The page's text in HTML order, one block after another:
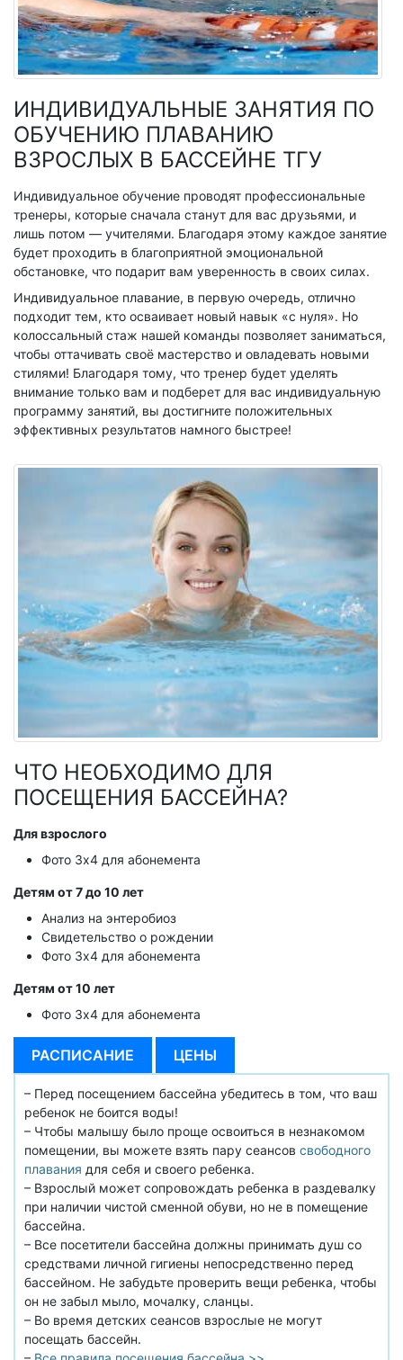
Тренажерный зал
Корпоративным клиентам
Персональные тренировки
РАСПИСАНИЕ
ЦЕНЫ
Акции
Цены на Ушакова
Цены на Фрунзе
КАК ЗАПИСАТЬСЯ
КОНТАКТЫ
ИНДИВИДУАЛЬНЫЕ ЗАНЯТИЯ ПО
ОБУЧЕНИЮ ПЛАВАНИЮ
ВЗРОСЛЫХ В БАССЕЙНЕ ТГУ
Индивидуальное обучение проводят профессиональные
тренеры, которые сначала станут для вас друзьями, и
лишь потом — учителями. Благодаря этому каждое занятие
будет проходить в благоприятной эмоциональной
обстановке, что подарит вам уверенность в своих силах.
Индивидуальное плавание, в первую очередь, отлично
подходит тем, кто осваивает новый навык «с нуля». Но
колоссальный стаж нашей команды позволяет заниматься,
чтобы оттачивать своё мастерство и овладевать новыми
стилями! Благодаря тому, что тренер будет уделять
внимание только вам и подберет для вас индивидуальную
программу занятий, вы достигните положительных
эффективных результатов намного быстрее!
ЧТО НЕОБХОДИМО ДЛЯ
ПОСЕЩЕНИЯ БАССЕЙНА?
Для взрослого
Фото 3х4 для абонемента
Детям от 7 до 10 лет
Анализ на энтеробиоз
Свидетельство о рождении
Фото 3х4 для абонемента
Детям от 10 лет
Фото 3х4 для абонемента
РАСПИСАНИЕ ЦЕНЫ
– Перед посещением бассейна убедитесь в том, что ваш
ребенок не боится воды!
– Чтобы малышу было проще освоиться в незнакомом
помещении, вы можете взять пару сеансов свободного
плавания для себя и своего ребенка.
– Взрослый может сопровождать ребенка в раздевалку
при наличии чистой сменной обуви, но не в помещение
бассейна.
– Все посетители бассейна должны принимать душ со
средствами личной гигиены непосредственно перед
бассейном. Не забудьте проверить вещи ребенка, чтобы
он не забыл мыло, мочалку, сланцы.
– Во время детских сеансов взрослые не могут
посещать бассейн.